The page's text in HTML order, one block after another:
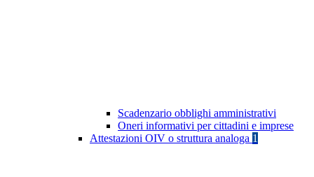
Scadenzario obblighi amministrativi
Oneri informativi per cittadini e imprese
Attestazioni OIV o struttura analoga 1